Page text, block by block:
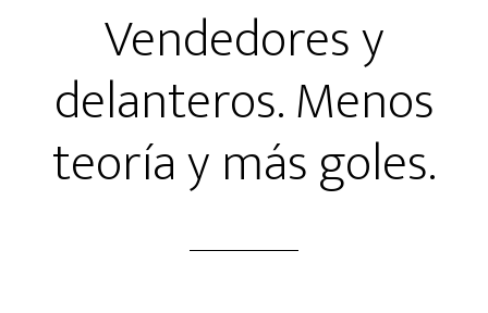
Vendedores y
delanteros. Menos
teoría y más goles.